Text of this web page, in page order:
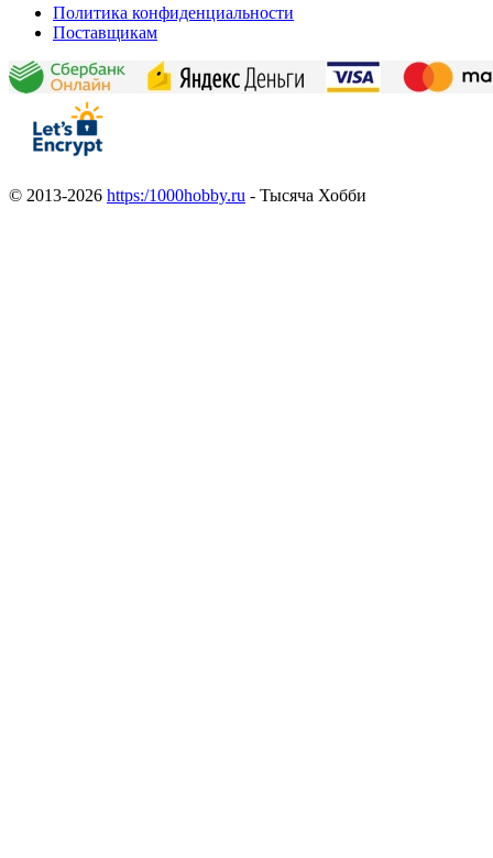
Политика конфиденциальности
Поставщикам
© 2013-2026 https:/1000hobby.ru - Тысяча Хобби